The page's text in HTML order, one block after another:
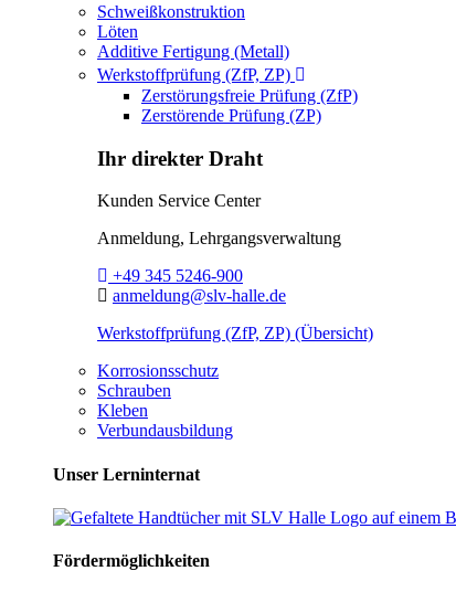
Schweißkonstruktion
Löten
Additive Fertigung (Metall)
Werkstoffprüfung (ZfP, ZP) Toggle Dropdown
Zerstörungsfreie Prüfung (ZfP)
Zerstörende Prüfung (ZP)
Ihr direkter Draht
Kunden Service Center
Anmeldung, Lehrgangsverwaltung
Telefon:
+49 345 5246-900
E-Mail:
anmeldung@slv-halle.de
Werkstoffprüfung (ZfP, ZP) (Übersicht)
Korrosionsschutz
Schrauben
Kleben
Verbundausbildung
Unser Lerninternat
Fördermöglichkeiten